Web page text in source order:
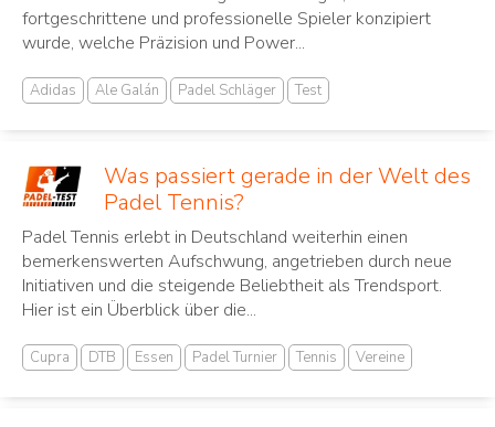
fortgeschrittene und professionelle Spieler konzipiert
wurde, welche Präzision und Power...
Adidas Ale Galán Padel Schläger Test
Was passiert gerade in der Welt des
Padel Tennis?
Padel Tennis erlebt in Deutschland weiterhin einen
bemerkenswerten Aufschwung, angetrieben durch neue
Initiativen und die steigende Beliebtheit als Trendsport.
Hier ist ein Überblick über die...
Cupra DTB Essen Padel Turnier Tennis Vereine